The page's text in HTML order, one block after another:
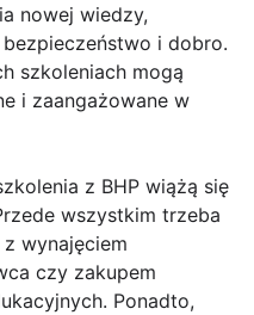
nowej wiedzy,
i dobro.
szkoleniach mogą
i zaangażowane w
z BHP wiążą się
wszystkim trzeba
wynajęciem
czy zakupem
Ponadto,